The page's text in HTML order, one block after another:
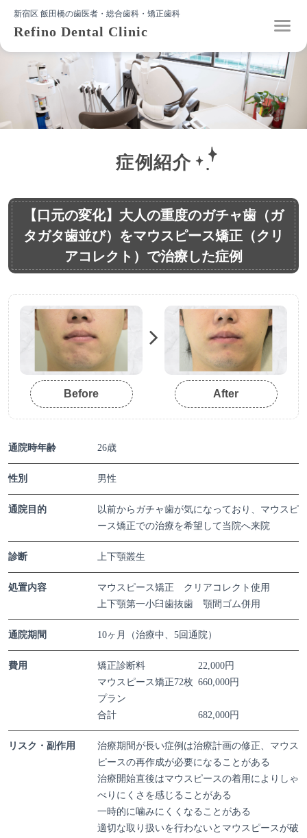
新宿区 飯田橋の歯医者・総合歯科・矯正歯科
Refino Dental Clinic
症例紹介
【口元の変化】大人の重度のガチャ歯（ガ
タガタ歯並び）をマウスピース矯正（クリ
アコレクト）で治療した症例
Before After
通院時年齢 26歳
性別 男性
通院目的
以前からガチャ歯が気になっており、マウスピ
ース矯正での治療を希望して当院へ来院
診断 上下顎叢生
処置内容
マウスピース矯正 クリアコレクト使用
上下顎第一小臼歯抜歯 顎間ゴム併用
通院期間 10ヶ月（治療中、5回通院）
費用 矯正診断料
22,000円
マウスピース矯正72枚
プラン
660,000円
合計 682,000円
リスク・副作用
治療期間が長い症例は治療計画の修正、マウス
ピースの再作成が必要になることがある
治療開始直後はマウスピースの着用によりしゃ
べりにくさを感じることがある
一時的に噛みにくくなることがある
適切な取り扱いを行わないとマウスピースが破